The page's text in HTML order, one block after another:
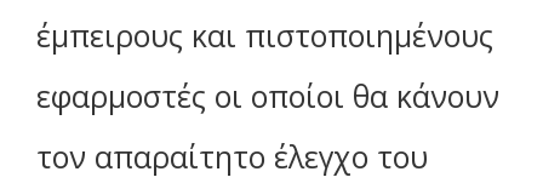
έμπειρους και πιστοποιημένους
εφαρμοστές οι οποίοι θα κάνουν
τον απαραίτητο έλεγχο του